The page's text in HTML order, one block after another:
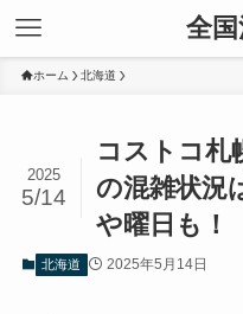
全
ホーム 北海道
コストコ札
の混雑状況
や曜日も！
2025
5/14
北海道 2025年5月14日